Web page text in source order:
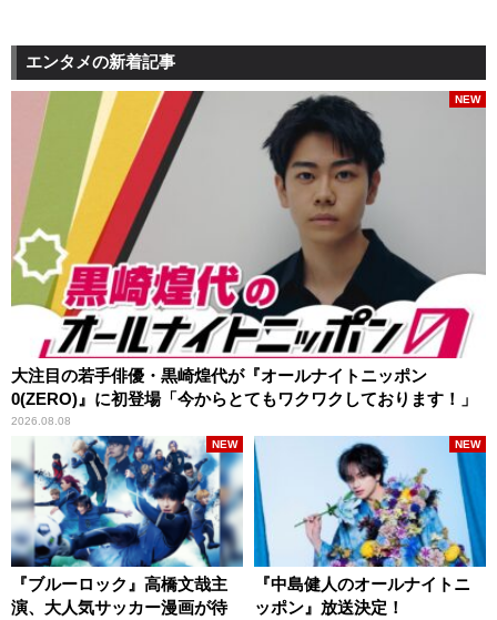
エンタメの新着記事
大注目の若手俳優・黒崎煌代が『オールナイトニッポン
0(ZERO)』に初登場「今からとてもワクワクしております！」
2026.08.08
NEW
『ブルーロック』高橋文哉主
演、大人気サッカー漫画が待
NEW
『中島健人のオールナイトニ
ッポン』放送決定！
NEW